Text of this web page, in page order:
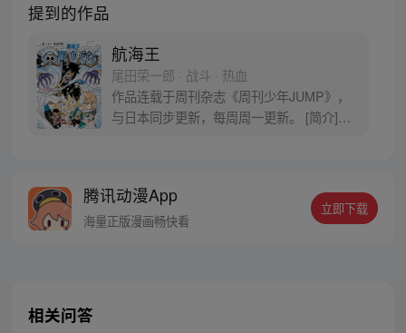
提到的作品
航海王
尾田荣一郎 · 战斗 · 热血
作品连载于周刊杂志《周刊少年JUMP》，
与日本同步更新，每周周一更新。 [简介]有
十年后，路飞为实现与因救他而断臂的杰克
斯的约定而出海，开始了以成为海盗王为目
腾讯动漫App
海量正版漫画畅快看
立即下载
相关问答